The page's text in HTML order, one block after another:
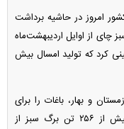
امروز در حاشیه برداشت
چای از اوایل اردیبهشت‌ماه
کرد که تولید امسال بیش
و بهار، باغات را برای
بهره‌برداری آماده کرده است، گفت: تا دیروز بیش از ۲۵۶ تن برگ سبز از